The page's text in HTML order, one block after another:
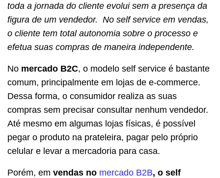
toda a jornada do cliente evolui sem a presença da
figura de um vendedor. No self service em vendas,
o cliente tem total autonomia sobre o processo e
efetua suas compras de maneira independente.
No mercado B2C, o modelo self service é bastante
comum, principalmente em lojas de e-commerce.
Dessa forma, o consumidor realiza as suas
compras sem precisar consultar nenhum vendedor.
Até mesmo em algumas lojas físicas, é possível
pegar o produto na prateleira, pagar pelo próprio
celular e levar a mercadoria para casa.
Porém, em vendas no mercado B2B, o self